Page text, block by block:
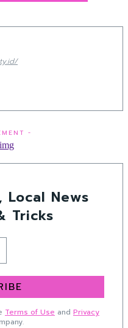
-
Local News
Tricks
Terms of Use and Privacy